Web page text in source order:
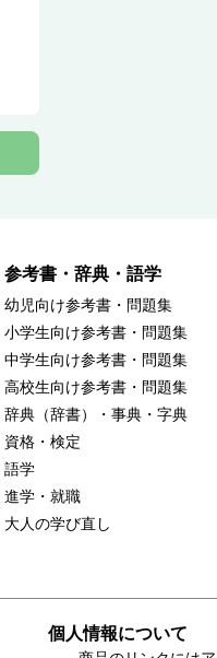
参考書・辞典・語学
幼児向け参考書・問題集
小学生向け参考書・問題集
中学生向け参考書・問題集
高校生向け参考書・問題集
辞典（辞書）・事典・字典
資格・検定
語学
進学・就職
大人の学び直し
個人情報について